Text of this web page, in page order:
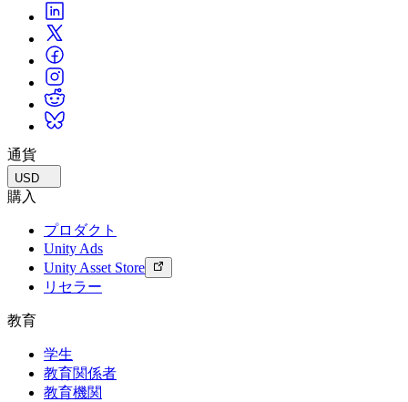
通貨
USD
購入
プロダクト
Unity Ads
Unity Asset Store
リセラー
教育
学生
教育関係者
教育機関